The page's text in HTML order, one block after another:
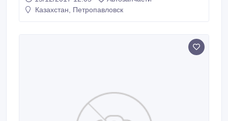
продукцию от завода производителя; • гарантию
Казахстан, Петропавловск